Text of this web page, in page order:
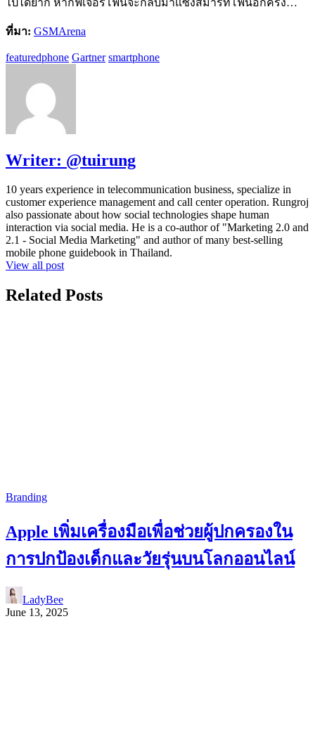
ที่มา: GSMArena
featuredphone Gartner smartphone
Writer: @tuirung
10 years experience in telecommunication business, specialize in
customer experience management and call center operation. Rungroj
also passionate about how social technologies shape human
interaction via social media. He is a co-author of "Marketing 2.0 and
2.1 - Social Media Marketing" and author of many best-selling
mobile phone guidebook in Thailand.
View all post
Related Posts
Branding
Apple เพิ่มเครื่องมือเพื่อช่วยผู้ปกครองใน
การปกป้องเด็กและวัยรุ่นบนโลกออนไลน์
LadyBee
June 13, 2025